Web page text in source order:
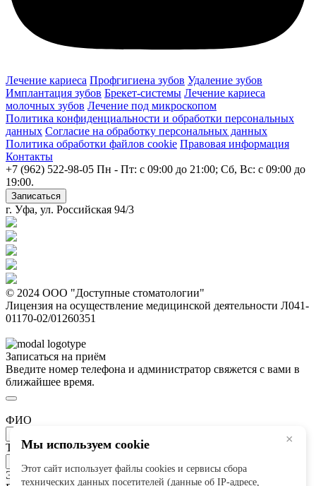
Лечение кариеса Профгигиена зубов Удаление зубов
Имплантация зубов Брекет-системы Лечение кариеса
молочных зубов Лечение под микроскопом
Политика конфиденциальности и обработки персональных
данных Согласие на обработку персональных данных
Политика обработки файлов cookie Правовая информация
Контакты
+7 (962) 522-98-05 Пн - Пт: c 09:00 до 21:00; Сб, Вс: c 09:00 до
19:00.
Записаться
г. Уфа, ул. Российская 94/3
© 2024 ООО "Доступные стоматологии"
Лицензия на осуществление медицинской деятельности Л041-
01170-02/01260351
Записаться на приём
Введите номер телефона и администратор свяжется с вами в
ближайшее время.
ФИО
Телефон*
Это поле обязательно для заполнения
×
Мы используем cookie
Этот сайт использует файлы cookies и сервисы сбора
технических данных посетителей (данные об IP-адресе,